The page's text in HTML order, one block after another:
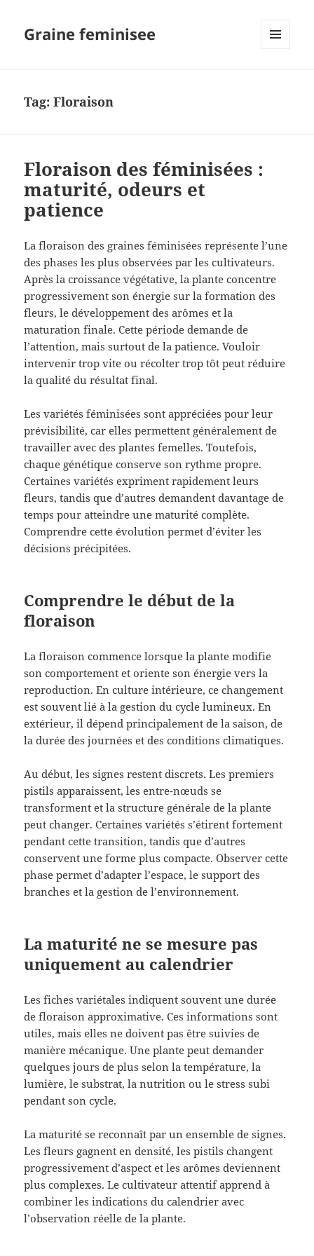
Graine feminisee
Tag:Floraison
Floraison des féminisées :
maturité, odeurs et
patience
La floraison des graines féminisées représente l’une
des phases les plus observées par les cultivateurs.
Après la croissance végétative, la plante concentre
progressivement son énergie sur la formation des
fleurs, le développement des arômes et la
maturation finale. Cette période demande de
l’attention, mais surtout de la patience. Vouloir
intervenir trop vite ou récolter trop tôt peut réduire
la qualité du résultat final.
Les variétés féminisées sont appréciées pour leur
prévisibilité, car elles permettent généralement de
travailler avec des plantes femelles. Toutefois,
chaque génétique conserve son rythme propre.
Certaines variétés expriment rapidement leurs
fleurs, tandis que d’autres demandent davantage de
temps pour atteindre une maturité complète.
Comprendre cette évolution permet d’éviter les
décisions précipitées.
Comprendre le début de la
floraison
La floraison commence lorsque la plante modifie
son comportement et oriente son énergie vers la
reproduction. En culture intérieure, ce changement
est souvent lié à la gestion du cycle lumineux. En
extérieur, il dépend principalement de la saison, de
la durée des journées et des conditions climatiques.
Au début, les signes restent discrets. Les premiers
pistils apparaissent, les entre-nœuds se
transforment et la structure générale de la plante
peut changer. Certaines variétés s’étirent fortement
pendant cette transition, tandis que d’autres
conservent une forme plus compacte. Observer cette
phase permet d’adapter l’espace, le support des
branches et la gestion de l’environnement.
La maturité ne se mesure pas
uniquement au calendrier
Les fiches variétales indiquent souvent une durée
de floraison approximative. Ces informations sont
utiles, mais elles ne doivent pas être suivies de
manière mécanique. Une plante peut demander
quelques jours de plus selon la température, la
lumière, le substrat, la nutrition ou le stress subi
pendant son cycle.
La maturité se reconnaît par un ensemble de signes.
Les fleurs gagnent en densité, les pistils changent
progressivement d’aspect et les arômes deviennent
plus complexes. Le cultivateur attentif apprend à
combiner les indications du calendrier avec
l’observation réelle de la plante.